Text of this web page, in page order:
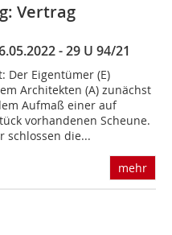
Vertrag
- 29 U 94/21
Der Eigentümer (E)
Architekten (A) zunächst
Aufmaß einer auf
vorhandenen Scheune.
schlossen die...
mehr